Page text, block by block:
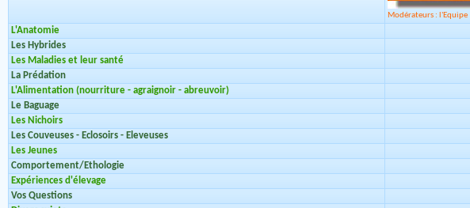
Modérateurs : l'Equipe
L'Anatomie
Les Hybrides
Les Maladies et leur santé
La Prédation
L'Alimentation (nourriture - agraignoir - abreuvoir)
Le Baguage
Les Nichoirs
Les Couveuses - Eclosoirs - Eleveuses
Les Jeunes
Comportement/Ethologie
Expériences d'élevage
Vos Questions